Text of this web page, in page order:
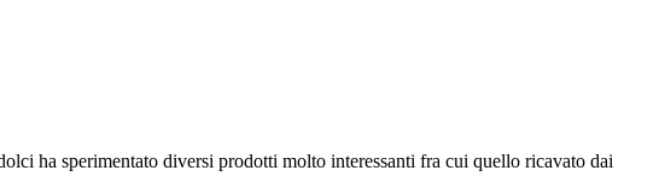
ha sperimentato diversi prodotti molto interessanti fra cui quello ricavato dai